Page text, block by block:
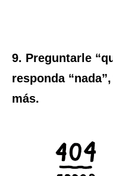
9. Preguntarle
responda
más.